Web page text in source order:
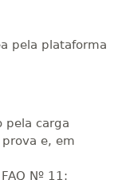
pela plataforma
pela carga
e, em
Nº 11: